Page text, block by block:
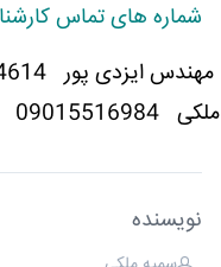
شماره های تماس
مهندس ایزدی پور
ملکی 09015516984
نویسنده